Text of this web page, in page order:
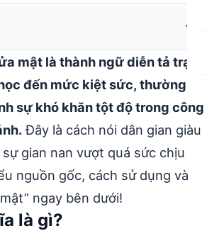
mật là thành ngữ diễn tả trạng
đến mức kiệt sức, thường
sự khó khăn tột độ trong công
Đây là cách nói dân gian giàu
gian nan vượt quá sức chịu
nguồn gốc, cách sử dụng và
ngay bên dưới!
là gì?